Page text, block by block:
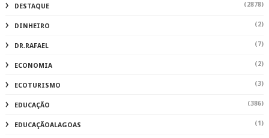
DESTAQUE (2878)
DINHEIRO (2)
DR.RAFAEL (7)
ECONOMIA (2)
ECOTURISMO (3)
EDUCAÇÃO (386)
EDUCAÇÃOALAGOAS (1)